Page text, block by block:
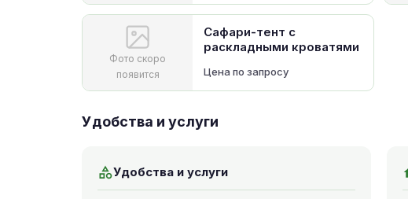
Фото скоро
появится
Сафари-тент с
раскладными кроватями
Цена по запросу
Удобства и услуги
Удобства и услуги